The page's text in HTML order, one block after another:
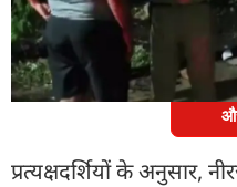
मीटर तक दौड़ता रहा,
और उसकी मौत हो गई.
प्रत्यक्षदर्शियों के अनुसार,